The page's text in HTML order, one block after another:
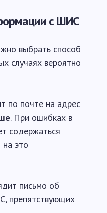
с ШИС
выбрать способ
случаях вероятно
по почте на адрес
. При ошибках в
содержаться
на это
письмо об
препятствующих